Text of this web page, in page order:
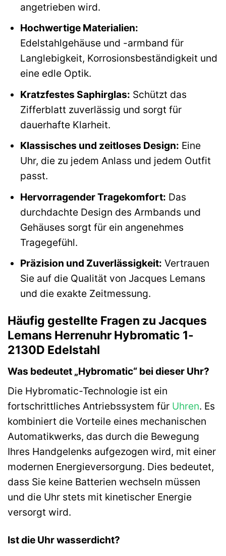
angetrieben wird.
Hochwertige Materialien:
Edelstahlgehäuse und -armband für
Langlebigkeit, Korrosionsbeständigkeit und
eine edle Optik.
Kratzfestes Saphirglas: Schützt das
Zifferblatt zuverlässig und sorgt für
dauerhafte Klarheit.
Klassisches und zeitloses Design: Eine
Uhr, die zu jedem Anlass und jedem Outfit
passt.
Hervorragender Tragekomfort: Das
durchdachte Design des Armbands und
Gehäuses sorgt für ein angenehmes
Tragegefühl.
Präzision und Zuverlässigkeit: Vertrauen
Sie auf die Qualität von Jacques Lemans
und die exakte Zeitmessung.
Häufig gestellte Fragen zu Jacques
Lemans Herrenuhr Hybromatic 1-
2130D Edelstahl
Was bedeutet „Hybromatic“ bei dieser Uhr?
Die Hybromatic-Technologie ist ein
fortschrittliches Antriebssystem für Uhren. Es
kombiniert die Vorteile eines mechanischen
Automatikwerks, das durch die Bewegung
Ihres Handgelenks aufgezogen wird, mit einer
modernen Energieversorgung. Dies bedeutet,
dass Sie keine Batterien wechseln müssen
und die Uhr stets mit kinetischer Energie
versorgt wird.
Ist die Uhr wasserdicht?